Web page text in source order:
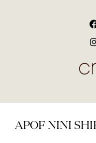
I
APOF NINI